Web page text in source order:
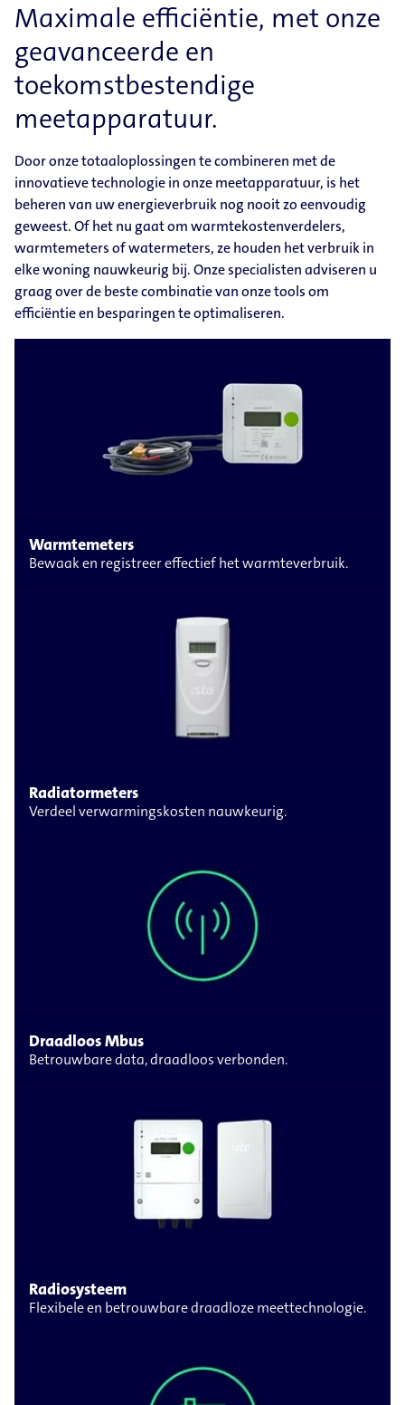
Maximale efficiëntie, met onze
geavanceerde en
toekomstbestendige
meetapparatuur.
Door onze totaaloplossingen te combineren met de
innovatieve technologie in onze meetapparatuur, is het
beheren van uw energieverbruik nog nooit zo eenvoudig
geweest. Of het nu gaat om warmtekostenverdelers,
warmtemeters of watermeters, ze houden het verbruik in
elke woning nauwkeurig bij. Onze specialisten adviseren u
graag over de beste combinatie van onze tools om
efficiëntie en besparingen te optimaliseren.
Warmtemeters
Bewaak en registreer effectief het warmteverbruik.
Radiatormeters
Verdeel verwarmingskosten nauwkeurig.
Draadloos Mbus
Betrouwbare data, draadloos verbonden.
Radiosysteem
Flexibele en betrouwbare draadloze meettechnologie.